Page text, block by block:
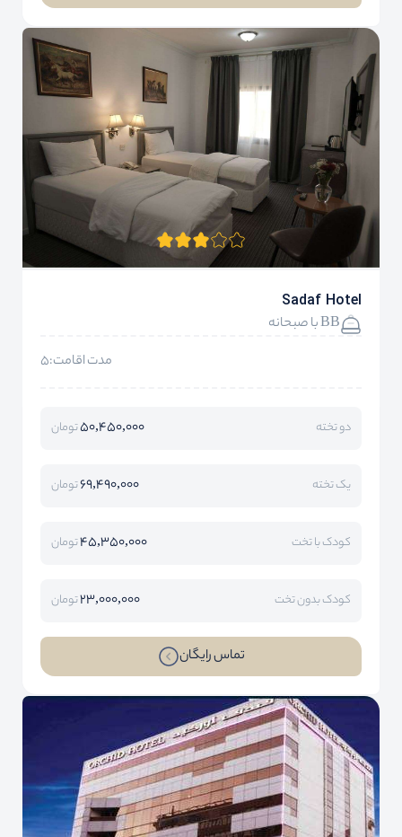
Sadaf Hotel
BB با صبحانه
مدت اقامت:5
دو تخته 50,450,000تومان
یک تخته 69,490,000تومان
کودک با تخت 45,350,000تومان
کودک بدون تخت 23,000,000تومان
تماس رایگان